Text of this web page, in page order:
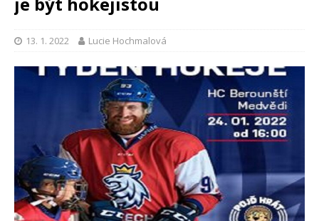
13. 1. 2022 Lucie Hochmalová